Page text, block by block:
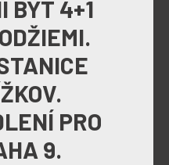
BYT 4+1
PRO
9.